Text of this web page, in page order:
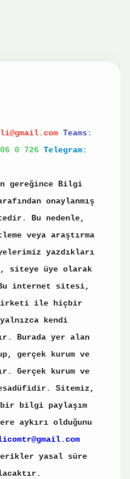
Teams:
0 726 Telegram:
gereğince Bilgi
onaylanmış
Bu nedenle,
veya araştırma
yazdıkları
siteye üye olarak
internet sitesi,
şirketi ile hiçbir
kendi
Burada yer alan
gerçek kurum ve
Gerçek kurum ve
Sitemiz,
bir bilgi paylaşım
aykırı olduğunu
yasal süre